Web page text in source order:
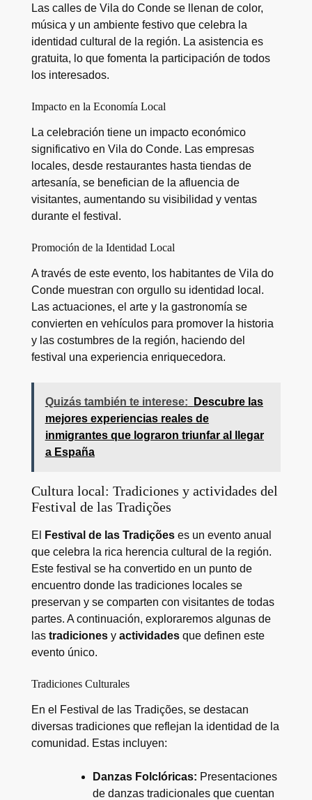
Las calles de Vila do Conde se llenan de color,
música y un ambiente festivo que celebra la
identidad cultural de la región. La asistencia es
gratuita, lo que fomenta la participación de todos
los interesados.
Impacto en la Economía Local
La celebración tiene un impacto económico
significativo en Vila do Conde. Las empresas
locales, desde restaurantes hasta tiendas de
artesanía, se benefician de la afluencia de
visitantes, aumentando su visibilidad y ventas
durante el festival.
Promoción de la Identidad Local
A través de este evento, los habitantes de Vila do
Conde muestran con orgullo su identidad local.
Las actuaciones, el arte y la gastronomía se
convierten en vehículos para promover la historia
y las costumbres de la región, haciendo del
festival una experiencia enriquecedora.
Quizás también te interese:
Descubre las
mejores experiencias reales de
inmigrantes que lograron triunfar al llegar
a España
Cultura local: Tradiciones y actividades del
Festival de las Tradições
El Festival de las Tradiçõeses un evento anual
que celebra la rica herencia cultural de la región.
Este festival se ha convertido en un punto de
encuentro donde las tradiciones locales se
preservan y se comparten con visitantes de todas
partes. A continuación, exploraremos algunas de
las tradicionesy actividadesque definen este
evento único.
Tradiciones Culturales
En el Festival de las Tradições, se destacan
diversas tradiciones que reflejan la identidad de la
comunidad. Estas incluyen:
Danzas Folclóricas: Presentaciones
de danzas tradicionales que cuentan